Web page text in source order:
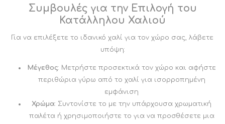
Συμβουλές για την Επιλογή του
Κατάλληλου Χαλιού
Για να επιλέξετε το ιδανικό χαλί για τον χώρο σας, λάβετε
υπόψη:
Μέγεθος: Μετρήστε προσεκτικά τον χώρο και αφήστε
περιθώρια γύρω από το χαλί για ισορροπημένη
εμφάνιση
Χρώμα: Συντονίστε το με την υπάρχουσα χρωματική
παλέτα ή χρησιμοποιήστε το για να προσθέσετε μια